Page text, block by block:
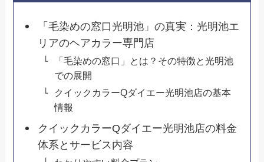
「毛染めの窓口光明池」の真実：光明池エ
リアのヘアカラー専門店
「毛染めの窓口」とは？その特徴と光明池
での展開
クイックカラーQダイエー光明池店の基本
情報
クイックカラーQダイエー光明池店の料金
体系とサービス内容